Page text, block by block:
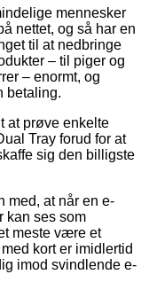
mennesker
nettet, og så har en
til at nedbringe
– til piger og
– enormt, og
betaling.
at prøve enkelte
Tray forud for at
sig den billigste
med, at når en e-
kan ses som
meste være et
kort er imidlertid
imod svindlende e-